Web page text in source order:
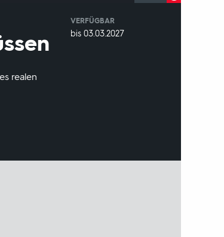
realen
VERFÜGBAR
weltweit
VERFÜGBAR
bis 03.03.2027